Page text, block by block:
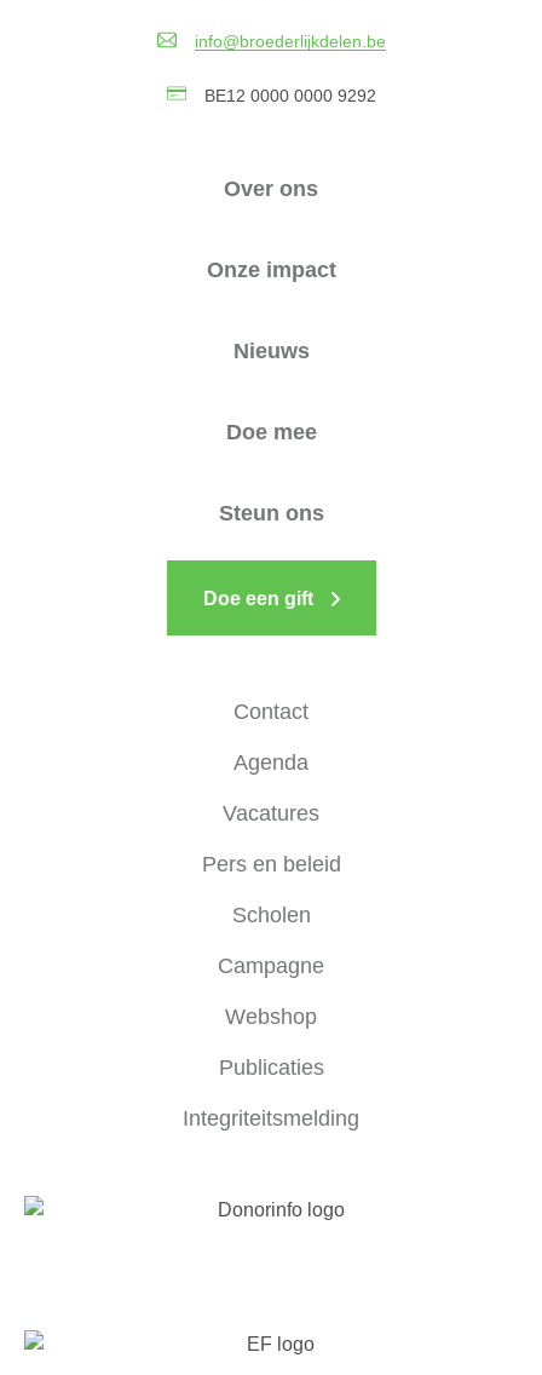
info@broederlijkdelen.be
BE12 0000 0000 9292
Over ons
Onze impact
Nieuws
Doe mee
Steun ons
Doe een gift
Contact
Agenda
Vacatures
Pers en beleid
Scholen
Campagne
Webshop
Publicaties
Integriteitsmelding